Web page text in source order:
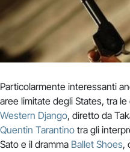
Particolarmente interessanti
aree limitate degli States, tra
Western Django, diretto da
Quentin Tarantino tra gli
Sato e il dramma Ballet Shoes,